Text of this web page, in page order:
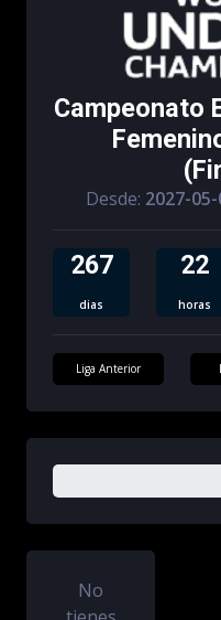
Campeonato
Desde: 2027-
267
dias
22
horas
Liga Anterior
No